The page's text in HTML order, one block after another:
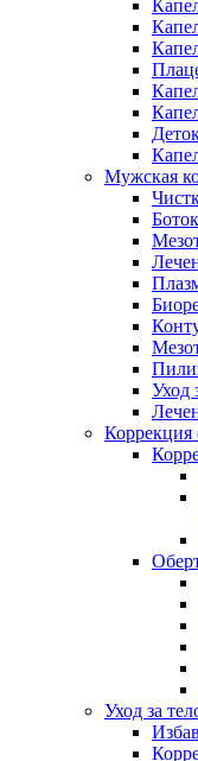
Мужская
Уход
Уход за